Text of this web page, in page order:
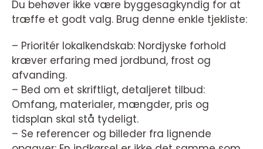
Du behøver ikke være byggesagkyndig for at
træffe et godt valg. Brug denne enkle tjekliste:
– Prioritér lokalkendskab: Nordjyske forhold
kræver erfaring med jordbund, frost og
afvanding.
– Bed om et skriftligt, detaljeret tilbud:
Omfang, materialer, mængder, pris og
tidsplan skal stå tydeligt.
– Se referencer og billeder fra lignende